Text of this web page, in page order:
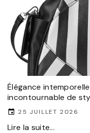
Élégance
incontournable de
25 JUILLET 2026
Lire la suite...